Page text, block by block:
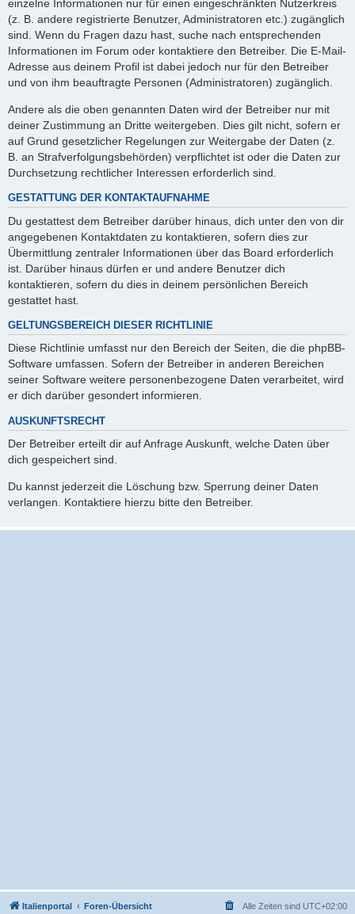
einzelne Informationen nur für einen eingeschränkten Nutzerkreis
(z. B. andere registrierte Benutzer, Administratoren etc.) zugänglich
sind. Wenn du Fragen dazu hast, suche nach entsprechenden
Informationen im Forum oder kontaktiere den Betreiber. Die E-Mail-
Adresse aus deinem Profil ist dabei jedoch nur für den Betreiber
und von ihm beauftragte Personen (Administratoren) zugänglich.
Andere als die oben genannten Daten wird der Betreiber nur mit
deiner Zustimmung an Dritte weitergeben. Dies gilt nicht, sofern er
auf Grund gesetzlicher Regelungen zur Weitergabe der Daten (z.
B. an Strafverfolgungsbehörden) verpflichtet ist oder die Daten zur
Durchsetzung rechtlicher Interessen erforderlich sind.
GESTATTUNG DER KONTAKTAUFNAHME
Du gestattest dem Betreiber darüber hinaus, dich unter den von dir
angegebenen Kontaktdaten zu kontaktieren, sofern dies zur
Übermittlung zentraler Informationen über das Board erforderlich
ist. Darüber hinaus dürfen er und andere Benutzer dich
kontaktieren, sofern du dies in deinem persönlichen Bereich
gestattet hast.
GELTUNGSBEREICH DIESER RICHTLINIE
Diese Richtlinie umfasst nur den Bereich der Seiten, die die phpBB-
Software umfassen. Sofern der Betreiber in anderen Bereichen
seiner Software weitere personenbezogene Daten verarbeitet, wird
er dich darüber gesondert informieren.
AUSKUNFTSRECHT
Der Betreiber erteilt dir auf Anfrage Auskunft, welche Daten über
dich gespeichert sind.
Du kannst jederzeit die Löschung bzw. Sperrung deiner Daten
verlangen. Kontaktiere hierzu bitte den Betreiber.
Italienportal Foren-Übersicht Alle Zeiten sind UTC+02:00